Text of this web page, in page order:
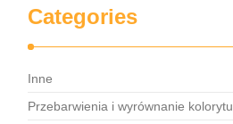
Categories
Inne
Przebarwienia i wyrównanie kolorytu